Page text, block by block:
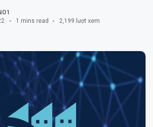
1 mins read 2,199 lượt xem